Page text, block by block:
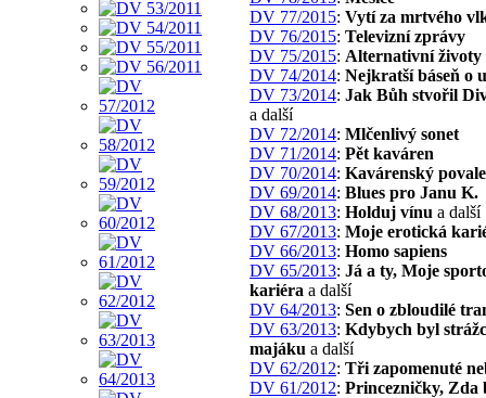
DV 77/2015: Vytí za mrtvého
DV 76/2015: Televizní zprávy
DV 75/2015: Alternativní životy
DV 74/2014: Nejkratší báseň o
DV 73/2014: Jak Bůh stvořil
a další
DV 72/2014: Mlčenlivý sonet
DV 71/2014: Pět kaváren
DV 70/2014: Kavárenský
DV 69/2014: Blues pro Janu K.
DV 68/2013: Holduj vínu a další
DV 67/2013: Moje erotická
DV 66/2013: Homo sapiens
DV 65/2013: Já a ty, Moje
kariéra a další
DV 64/2013: Sen o zbloudilé
DV 63/2013: Kdybych byl
majáku a další
DV 62/2012: Tři zapomenuté
DV 61/2012: Princezničky, Zda